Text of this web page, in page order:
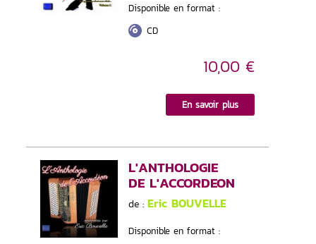
Disponible en format :
CD
10,00 €
En savoir plus
L'ANTHOLOGIE
DE L'ACCORDEON
de : Eric BOUVELLE
Disponible en format :